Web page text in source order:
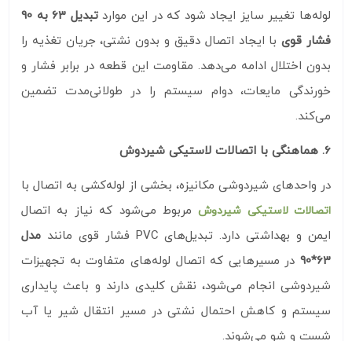
لوله‌ها تغییر سایز ایجاد شود که در این موارد
تبدیل 63 به 90
فشار قویبا ایجاد اتصال دقیق و بدون نشتی، جریان تغذیه را
بدون اختلال ادامه می‌دهد. مقاومت این قطعه در برابر فشار و
خورندگی مایعات، دوام سیستم را در طولانی‌مدت تضمین
می‌کند.
6. هماهنگی با اتصالات لاستیکی شیردوش
در واحدهای شیردوشی مکانیزه، بخشی از لوله‌کشی به اتصال با
اتصالات لاستیکی شیردوشمربوط می‌شود که نیاز به اتصال
ایمن و بهداشتی دارد. تبدیل‌های PVC فشار قوی مانند
مدل
63*90
در مسیرهایی که اتصال لوله‌های متفاوت به تجهیزات
شیردوشی انجام می‌شود، نقش کلیدی دارند و باعث پایداری
سیستم و کاهش احتمال نشتی در مسیر انتقال شیر یا آب
شست‌ و شو می‌شوند.